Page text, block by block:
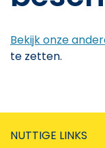
Bekijk onze
te zetten.
NUTTIGE LINKS